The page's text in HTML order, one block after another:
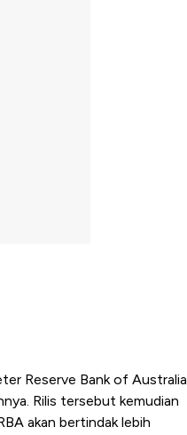
Reserve Bank of Australia
Rilis tersebut kemudian
akan bertindak lebih